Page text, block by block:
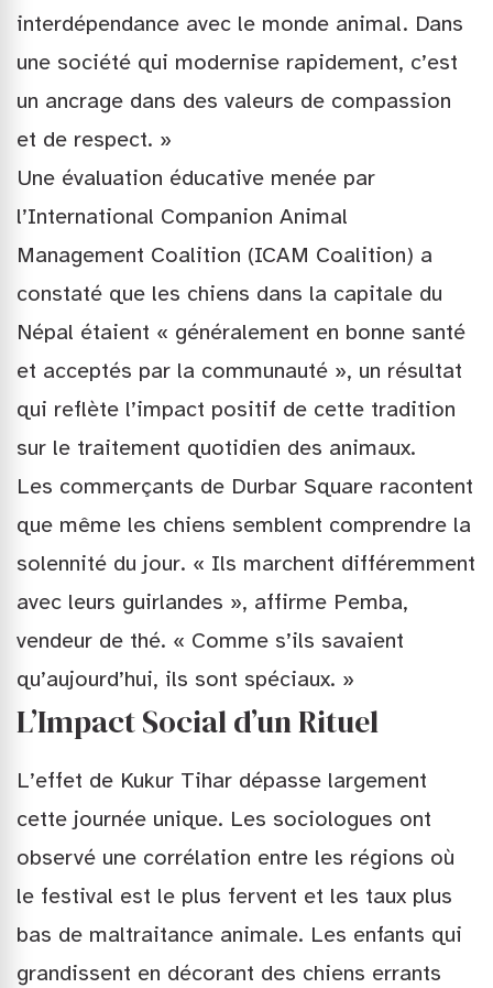
interdépendance avec le monde animal. Dans
une société qui modernise rapidement, c’est
un ancrage dans des valeurs de compassion
et de respect. »
Une évaluation éducative menée par
l’International Companion Animal
Management Coalition (ICAM Coalition) a
constaté que les chiens dans la capitale du
Népal étaient « généralement en bonne santé
et acceptés par la communauté », un résultat
qui reflète l’impact positif de cette tradition
sur le traitement quotidien des animaux.
Les commerçants de Durbar Square racontent
que même les chiens semblent comprendre la
solennité du jour. « Ils marchent différemment
avec leurs guirlandes », affirme Pemba,
vendeur de thé. « Comme s’ils savaient
qu’aujourd’hui, ils sont spéciaux. »
L’Impact Social d’un Rituel
L’effet de Kukur Tihar dépasse largement
cette journée unique. Les sociologues ont
observé une corrélation entre les régions où
le festival est le plus fervent et les taux plus
bas de maltraitance animale. Les enfants qui
grandissent en décorant des chiens errants